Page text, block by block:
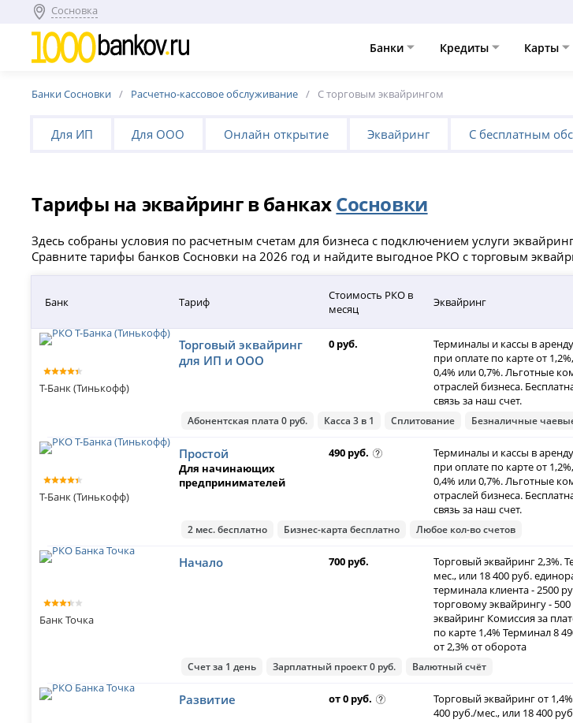
Сосновка
Банки Кредиты Карты
Банки Сосновки Расчетно-кассовое обслуживание С торговым эквайрингом
Для ИП Для ООО Онлайн открытие Эквайринг С бесплатным
Тарифы на эквайринг в банкахСосновки
Здесь собраны условия по расчетным счетам для бизнеса с подключением услуги
Сравните тарифы банков Сосновки на 2026 год и найдите выгодное РКО с торговым
Банк Тариф
Стоимость РКО в
месяц
Эквайринг
Т-Банк (Тинькофф)
Торговый эквайринг
для ИП и ООО
0 руб.
Терминалы и кассы в
при оплате по карте от
0,4% или 0,7%. Льготные
отраслей бизнеса.
связь за наш счет.
Абонентская плата 0 руб. Касса 3 в 1 Сплитование Безналичные
Т-Банк (Тинькофф)
Простой
Для начинающих
предпринимателей
490 руб.
Терминалы и кассы в
при оплате по карте от
0,4% или 0,7%. Льготные
отраслей бизнеса.
связь за наш счет.
2 мес. бесплатно Бизнес-карта бесплатно Любое кол-во счетов
Банк Точка
Начало 700 руб.
Торговый эквайринг 2,3%.
мес., или 18 400 руб.
терминала клиента - 2500
торговому эквайрингу -
эквайринг Комиссия за
по карте 1,4% Терминал 8
от 2,3% от оборота
Счет за 1 день Зарплатный проект 0 руб. Валютный счёт
Развитие от 0 руб.
Торговый эквайринг от
400 руб./мес., или 18 400